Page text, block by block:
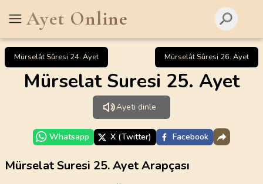
Ayet Online
Mürselât Sûresi 24. Ayet Mürselât Sûresi 26. Ayet
Mürselat Suresi 25. Ayet
Ayeti dinle
Whatsapp X (Twitter) Facebook
Mürselat Suresi 25. Ayet Arapçası